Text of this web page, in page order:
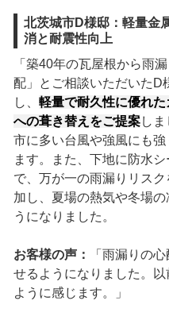
北茨城市D様邸：軽量金
消と耐震性向上
「築40年の瓦屋根から雨
配」とご相談いただいたD
し、 軽量で耐久性に優れ
への葺き替えをご提案しま
市に多い台風や強風にも
ます。また、下地に防水
で、万が一の雨漏りリス
加し、夏場の熱気や冬場
うになりました。
お客様の声：
「雨漏りの
せるようになりました。
ように感じます。」